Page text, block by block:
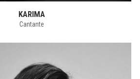
KARIMA
Cantante